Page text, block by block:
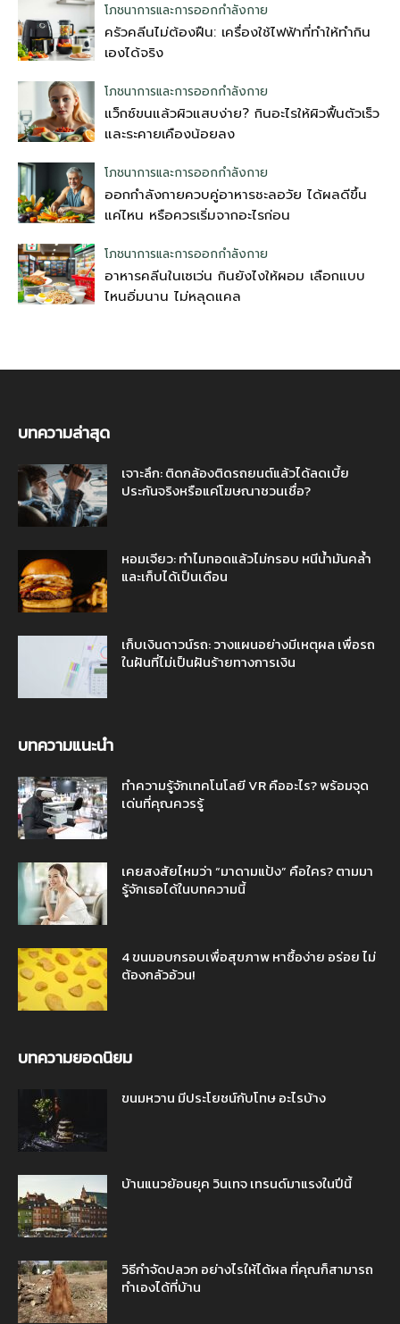
โภชนาการและการออกกำลังกาย
ครัวคลีนไม่ต้องฝืน: เครื่องใช้ไฟฟ้าที่ทำให้ทำกิน
เองได้จริง
โภชนาการและการออกกำลังกาย
แว็กซ์ขนแล้วผิวแสบง่าย? กินอะไรให้ผิวฟื้นตัวเร็ว
และระคายเคืองน้อยลง
โภชนาการและการออกกำลังกาย
ออกกำลังกายควบคู่อาหารชะลอวัย ได้ผลดีขึ้น
แค่ไหน หรือควรเริ่มจากอะไรก่อน
โภชนาการและการออกกำลังกาย
อาหารคลีนในเซเว่น กินยังไงให้ผอม เลือกแบบ
ไหนอิ่มนาน ไม่หลุดแคล
บทความล่าสุด
เจาะลึก: ติดกล้องติดรถยนต์แล้วได้ลดเบี้ย
ประกันจริงหรือแค่โฆษณาชวนเชื่อ?
หอมเจียว: ทำไมทอดแล้วไม่กรอบ หนีน้ำมันคล้ำ
และเก็บได้เป็นเดือน
เก็บเงินดาวน์รถ: วางแผนอย่างมีเหตุผล เพื่อรถ
ในฝันที่ไม่เป็นฝันร้ายทางการเงิน
บทความแนะนำ
ทำความรู้จักเทคโนโลยี VR คืออะไร? พร้อมจุด
เด่นที่คุณควรรู้
เคยสงสัยไหมว่า “มาดามแป้ง” คือใคร? ตามมา
รู้จักเธอได้ในบทความนี้
4 ขนมอบกรอบเพื่อสุขภาพ หาซื้อง่าย อร่อย ไม่
ต้องกลัวอ้วน!
บทความยอดนิยม
ขนมหวาน มีประโยชน์กับโทษ อะไรบ้าง
บ้านแนวย้อนยุค วินเทจ เทรนด์มาแรงในปีนี้
วิธีกำจัดปลวก อย่างไรให้ได้ผล ที่คุณก็สามารถ
ทำเองได้ที่บ้าน